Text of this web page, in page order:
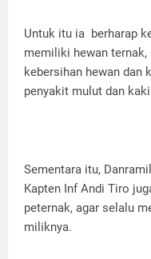
Untuk itu ia berharap
memiliki hewan
kebersihan hewan dan
penyakit mulut dan
Sementara itu,
Kapten Inf Andi Tiro
peternak, agar selalu
miliknya.